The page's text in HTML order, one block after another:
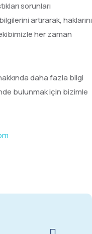
sorunları
artırarak, haklarını
her zaman
daha fazla bilgi
bulunmak için bizimle